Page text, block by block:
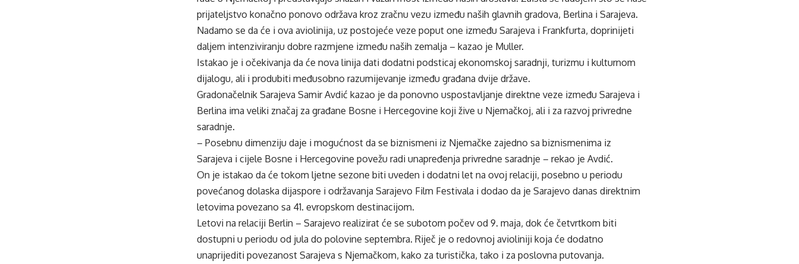
prijateljstvo konačno ponovo održava kroz zračnu vezu između naših glavnih gradova, Berlina i Sarajeva.
Nadamo se da će i ova aviolinija, uz postojeće veze poput one između Sarajeva i Frankfurta, doprinijeti
daljem intenziviranju dobre razmjene između naših zemalja – kazao je Muller.
Istakao je i očekivanja da će nova linija dati dodatni podsticaj ekonomskoj saradnji, turizmu i kulturnom
dijalogu, ali i produbiti međusobno razumijevanje između građana dvije države.
Gradonačelnik Sarajeva Samir Avdić kazao je da ponovno uspostavljanje direktne veze između Sarajeva i
Berlina ima veliki značaj za građane Bosne i Hercegovine koji žive u Njemačkoj, ali i za razvoj privredne
saradnje.
– Posebnu dimenziju daje i mogućnost da se biznismeni iz Njemačke zajedno sa biznismenima iz
Sarajeva i cijele Bosne i Hercegovine povežu radi unapređenja privredne saradnje – rekao je Avdić.
On je istakao da će tokom ljetne sezone biti uveden i dodatni let na ovoj relaciji, posebno u periodu
povećanog dolaska dijaspore i održavanja Sarajevo Film Festivala i dodao da je Sarajevo danas direktnim
letovima povezano sa 41. evropskom destinacijom.
Letovi na relaciji Berlin – Sarajevo realizirat će se subotom počev od 9. maja, dok će četvrtkom biti
dostupni u periodu od jula do polovine septembra. Riječ je o redovnoj avioliniji koja će dodatno
unaprijediti povezanost Sarajeva s Njemačkom, kako za turistička, tako i za poslovna putovanja.